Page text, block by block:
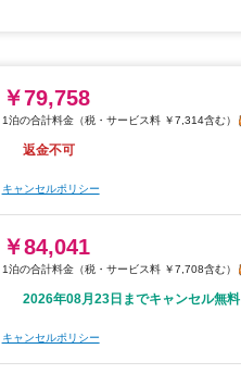
キャンセルポリシー
￥85,379
2026年08月23日までキャンセル無料
キャンセルポリシー
￥79,758
税・サービス料 ￥7,314含む
返金不可
キャンセルポリシー
￥84,041
税・サービス料 ￥7,708含む
2026年08月23日までキャンセル無料
キャンセルポリシー